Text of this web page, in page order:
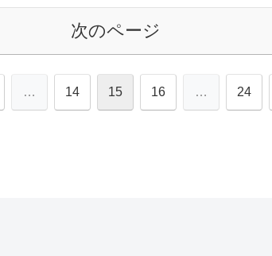
次のページ
… 14 15 16 … 24